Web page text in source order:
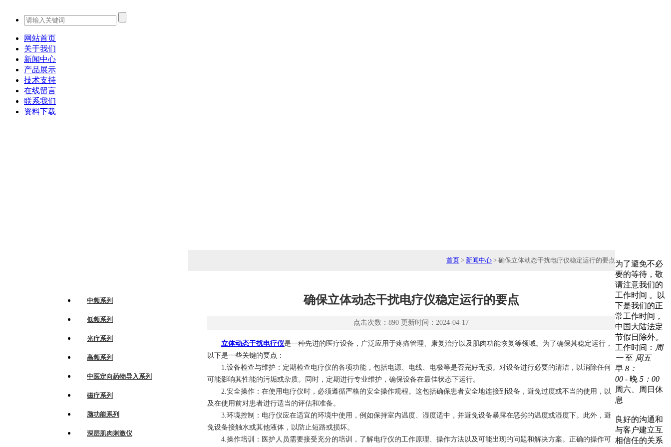
网站首页
关于我们
新闻中心
产品展示
技术支持
在线留言
联系我们
资料下载
中频系列
低频系列
光疗系列
高频系列
中医定向药物导入系列
磁疗系列
脑功能系列
深层肌肉刺激仪
首页 > 新闻中心 > 确保立体动态干扰电疗仪稳定运行的要点
确保立体动态干扰电疗仪稳定运行的要点
点击次数：890 更新时间：2024-04-17
立体动态干扰电疗仪是一种先进的医疗设备，广泛应用于疼痛管理、康复治疗以及肌肉功能恢复等领域。为了确保其稳定运行，
以下是一些关键的要点：
1.设备检查与维护：定期检查电疗仪的各项功能，包括电源、电线、电极等是否完好无损。对设备进行必要的清洁，以消除任何
可能影响其性能的污垢或杂质。同时，定期进行专业维护，确保设备在最佳状态下运行。
2.安全操作：在使用电疗仪时，必须遵循严格的安全操作规程。这包括确保患者安全地连接到设备，避免过度或不当的使用，以
及在使用前对患者进行适当的评估和准备。
3.环境控制：电疗仪应在适宜的环境中使用，例如保持室内温度、湿度适中，并避免设备暴露在恶劣的温度或湿度下。此外，避
免设备接触水或其他液体，以防止短路或损坏。
4.操作培训：医护人员需要接受充分的培训，了解电疗仪的工作原理、操作方法以及可能出现的问题和解决方案。正确的操作可
为了避免不必
要的等待，敬
请注意我们的
工作时间 。以
下是我们的正
常工作时间，
中国大陆法定
节假日除外。
工作时间： 周
一至 周五
早 8：
00 - 晚 5：00
周六、周日休
息
良好的沟通和
与客户建立互
相信任的关系